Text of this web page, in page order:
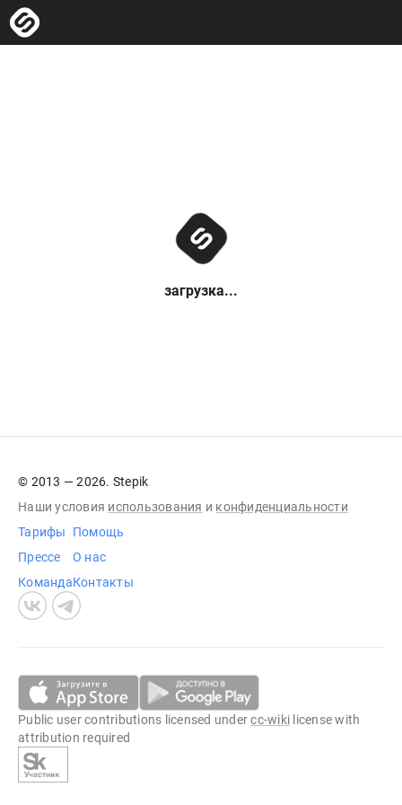
загрузка...
© 2013 — 2026. Stepik
Наши условия использования и конфиденциальности
Тарифы
Прессе
Команда
Помощь
О нас
Контакты
Public user contributions licensed undercc-wiki license with
attribution required